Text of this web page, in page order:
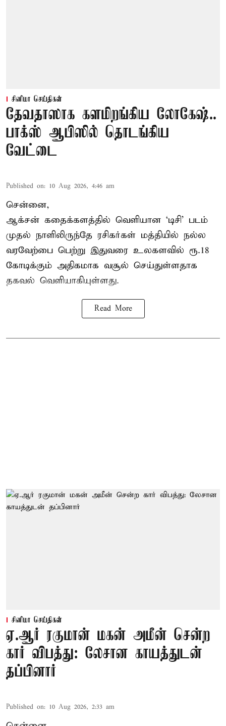
சினிமா செய்திகள்
தேவதாஸாக களமிறங்கிய லோகேஷ்..
பாக்ஸ் ஆபிஸில் தொடங்கிய
வேட்டை
Published on: 10 Aug 2026, 4:46 am
சென்னை,
ஆக்சன் கதைக்களத்தில் வெளியான ‘டிசி’ படம்
முதல் நாளிலிருந்தே ரசிகர்கள் மத்தியில் நல்ல
வரவேற்பை பெற்று இதுவரை உலகளவில் ரூ.18
கோடிக்கும் அதிகமாக வசூல் செய்துள்ளதாக
தகவல் வெளியாகியுள்ளது.
Read More
சினிமா செய்திகள்
ஏ.ஆர் ரகுமான் மகன் அமீன் சென்ற
கார் விபத்து: லேசான காயத்துடன்
தப்பினார்
Published on: 10 Aug 2026, 2:33 am